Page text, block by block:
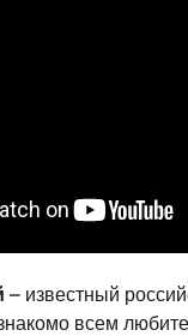
– известный
всем